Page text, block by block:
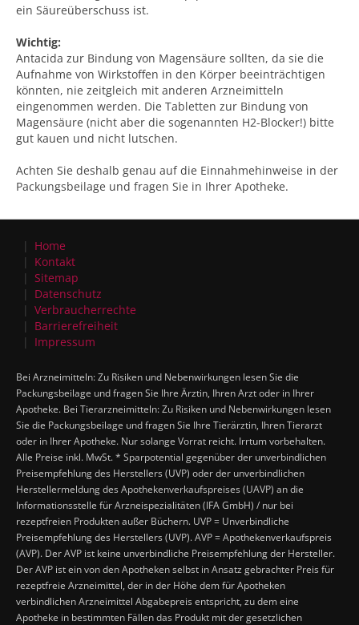
ein Säureüberschuss ist.
Wichtig:
Antacida zur Bindung von Magensäure sollten, da sie die
Aufnahme von Wirkstoffen in den Körper beeinträchtigen
könnten, nie zeitgleich mit anderen Arzneimitteln
eingenommen werden. Die Tabletten zur Bindung von
Magensäure (nicht aber die sogenannten H2-Blocker!) bitte
gut kauen und nicht lutschen.
Achten Sie deshalb genau auf die Einnahmehinweise in der
Packungsbeilage und fragen Sie in Ihrer Apotheke.
Home
Kontakt
Sitemap
Datenschutz
Verbraucherrechte
Barrierefreiheit
Impressum
Bei Arzneimitteln: Zu Risiken und Nebenwirkungen lesen Sie die
Packungsbeilage und fragen Sie Ihre Ärztin, Ihren Arzt oder in Ihrer
Apotheke. Bei Tierarzneimitteln: Zu Risiken und Nebenwirkungen lesen
Sie die Packungsbeilage und fragen Sie Ihre Tierärztin, Ihren Tierarzt
oder in Ihrer Apotheke. Nur solange Vorrat reicht. Irrtum vorbehalten.
Alle Preise inkl. MwSt. * Sparpotential gegenüber der unverbindlichen
Preisempfehlung des Herstellers (UVP) oder der unverbindlichen
Herstellermeldung des Apothekenverkaufspreises (UAVP) an die
Informationsstelle für Arzneispezialitäten (IFA GmbH) / nur bei
rezeptfreien Produkten außer Büchern. UVP = Unverbindliche
Preisempfehlung des Herstellers (UVP). AVP = Apothekenverkaufspreis
(AVP). Der AVP ist keine unverbindliche Preisempfehlung der Hersteller.
Der AVP ist ein von den Apotheken selbst in Ansatz gebrachter Preis für
rezeptfreie Arzneimittel, der in der Höhe dem für Apotheken
verbindlichen Arzneimittel Abgabepreis entspricht, zu dem eine
Apotheke in bestimmten Fällen das Produkt mit der gesetzlichen